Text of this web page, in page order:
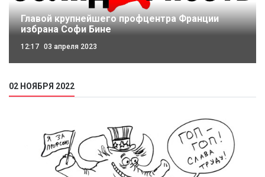
Главой крупнейшего профцентра Франции
избрана Софи Бине
12:17 03 апреля 2023
02 НОЯБРЯ 2022